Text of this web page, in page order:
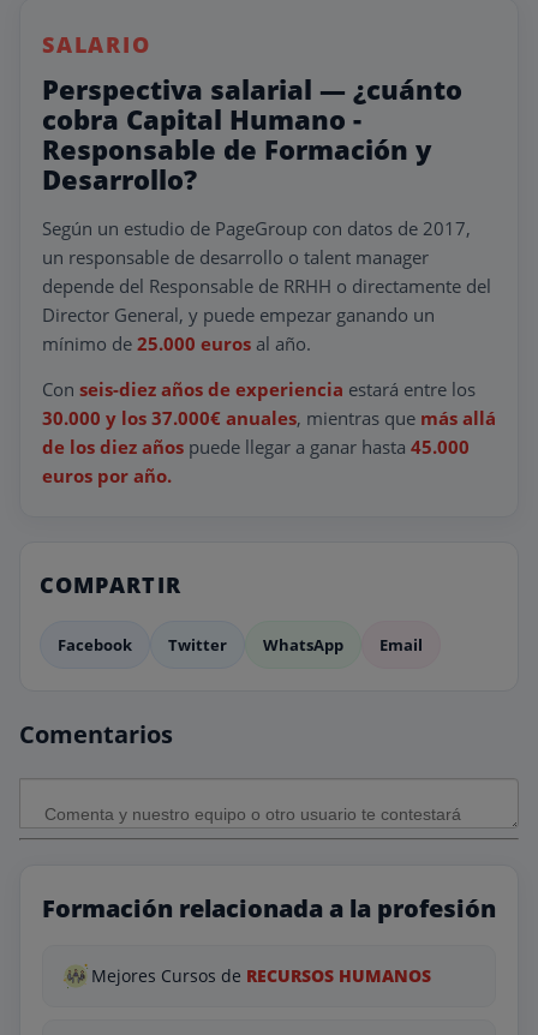
SALARIO
Perspectiva salarial — ¿cuánto
cobra Capital Humano -
Responsable de Formación y
Desarrollo?
Según un estudio de PageGroup con datos de 2017,
un responsable de desarrollo o talent manager
depende del Responsable de RRHH o directamente del
Director General, y puede empezar ganando un
mínimo de 25.000 euros al año.
Con seis-diez años de experiencia estará entre los
30.000 y los 37.000€ anuales, mientras que más allá
de los diez años puede llegar a ganar hasta 45.000
euros por año.
COMPARTIR
Facebook Twitter WhatsApp Email
Comentarios
Formación relacionada a la profesión
Mejores Cursos de RECURSOS HUMANOS